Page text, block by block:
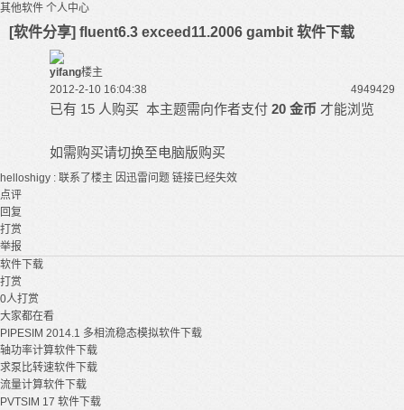
其他软件 个人中心
[软件分享] fluent6.3 exceed11.2006 gambit 软件下载
yifang楼主
2012-2-10 16:04:38
4949429
已有 15 人购买 本主题需向作者支付 20 金币 才能浏览
如需购买请切换至电脑版购买
helloshigy : 联系了楼主 因迅雷问题 链接已经失效
点评
回复
打赏
举报
软件下载
打赏
0人打赏
大家都在看
PIPESIM 2014.1 多相流稳态模拟软件下载
轴功率计算软件下载
求泵比转速软件下载
流量计算软件下载
PVTSIM 17 软件下载